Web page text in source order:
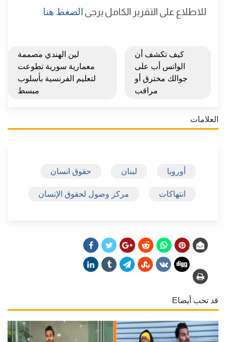
للاطلاع على التقرير الكامل يرجى الضغط هنا
كيف تكشف أن
الواتس أب على
جوالك مخترق أو
مراقب
لين الهندي مصممة
معمارية سورية تطوعت
لتعليم الفرنسية بأسلوب
مبسط
العلامات
أوروبا لبنان حقوق انسان
انتهاكات مركز وصول لحقوق الإنسان
قد تحب أيضاE